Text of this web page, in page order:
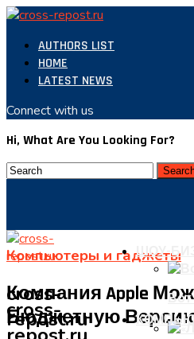
AUTHORS LIST
HOME
LATEST NEWS
Connect with us
Hi, What Are You Looking For?
cross-
repost.ru
cross-
ШОУ-
Компьютеры и гаджеты
Компания Apple
Бюджетную Версию